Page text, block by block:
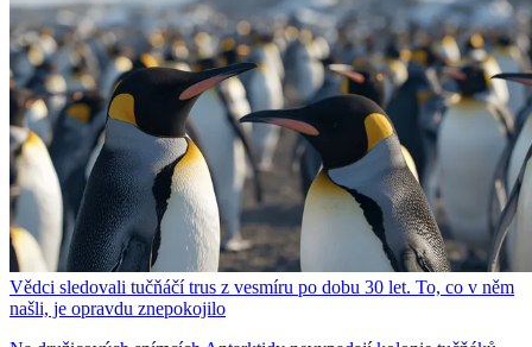
Vědci sledovali tučňáčí trus z vesmíru po dobu 30 let. To, co v něm
našli, je opravdu znepokojilo